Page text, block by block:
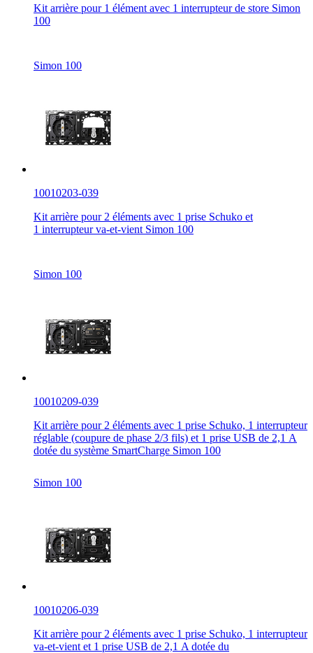
Kit arrière pour 1 élément avec 1 interrupteur de store Simon
100
Simon 100
10010203-039
Kit arrière pour 2 éléments avec 1 prise Schuko et
1 interrupteur va-et-vient Simon 100
Simon 100
10010209-039
Kit arrière pour 2 éléments avec 1 prise Schuko, 1 interrupteur
réglable (coupure de phase 2/3 fils) et 1 prise USB de 2,1 A
dotée du système SmartCharge Simon 100
Simon 100
10010206-039
Kit arrière pour 2 éléments avec 1 prise Schuko, 1 interrupteur
va-et-vient et 1 prise USB de 2,1 A dotée du